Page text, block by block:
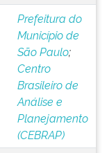
Prefeitura do
Município de
São Paulo;
Centro
Brasileiro de
Análise e
Planejamento
(CEBRAP)